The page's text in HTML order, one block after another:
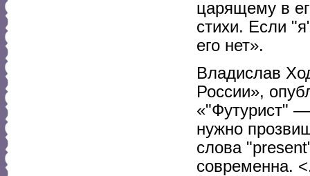
царящему в
стихи. Если
его нет».
Владислав
России»,
«"Футурист"
нужно
слова
современна.